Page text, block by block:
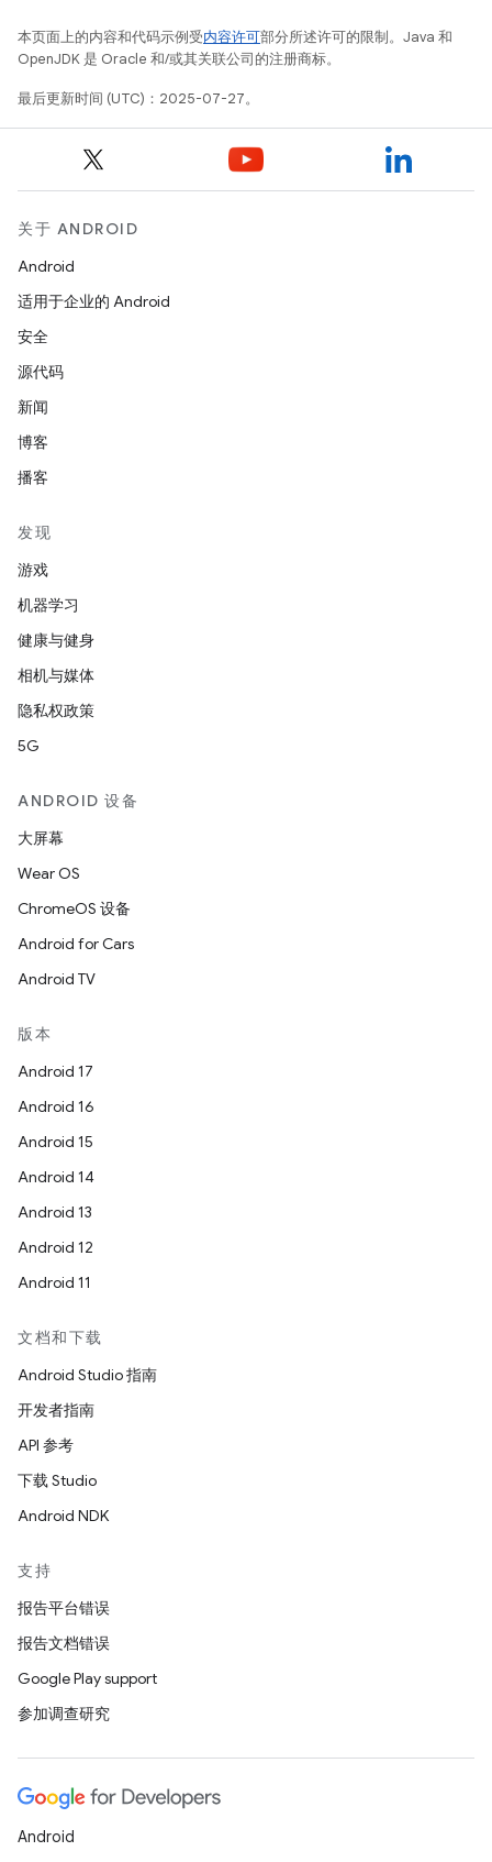
本页面上的内容和代码示例受内容许可部分所述许可的限制。Java 和
OpenJDK 是 Oracle 和/或其关联公司的注册商标。
最后更新时间 (UTC)：2025-07-27。
关于 ANDROID
Android
适用于企业的 Android
安全
源代码
新闻
博客
播客
发现
游戏
机器学习
健康与健身
相机与媒体
隐私权政策
5G
ANDROID 设备
大屏幕
Wear OS
ChromeOS 设备
Android for Cars
Android TV
版本
Android 17
Android 16
Android 15
Android 14
Android 13
Android 12
Android 11
文档和下载
Android Studio 指南
开发者指南
API 参考
下载 Studio
Android NDK
支持
报告平台错误
报告文档错误
Google Play support
参加调查研究
Android